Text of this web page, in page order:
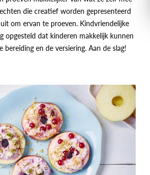
die creatief worden gepresenteerd
om ervan te proeven. Kindvriendelijke
opgesteld dat kinderen makkelijk kunnen
bereiding en de versiering. Aan de slag!